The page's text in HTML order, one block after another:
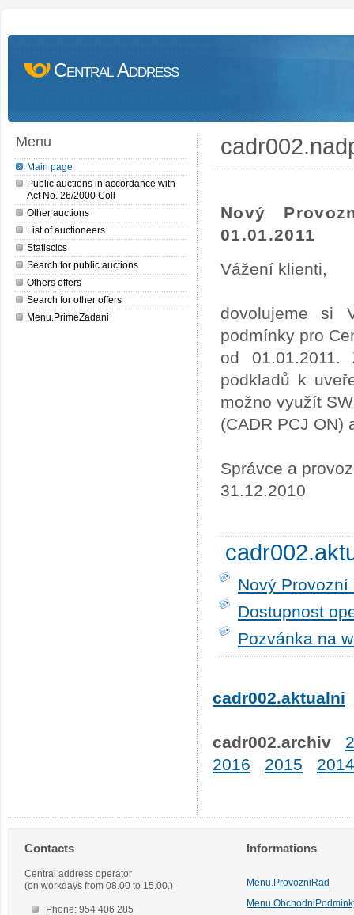
Central Address
Menu
Main page
Public auctions in accordance with
Act No. 26/2000 Coll
Other auctions
List of auctioneers
Statiscics
Search for public auctions
Others offers
Search for other offers
Menu.PrimeZadani
Nový
01.01.2011
Vážení klienti,
dovolujeme si
podmínky pro
od 01.01.2011.
podkladů k
možno využít
(CADR PCJ ON)
Správce a
31.12.2010
Nový
Dostupnost
Pozvánka na
cadr002.aktualni
cadr002.archiv
2016
2015 2014
Contacts
Central address operator
(on workdays from 08.00 to 15.00.)
Phone: 954 406 285
Informations
Menu.ProvozniRad